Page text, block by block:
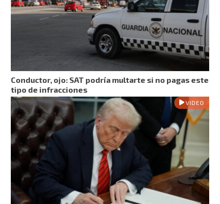
Conductor, ojo: SAT podría multarte si no pagas este
tipo de infracciones
VIDEO